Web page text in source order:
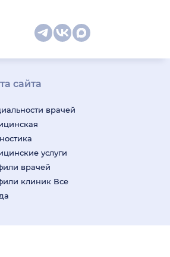
сайта
врачей
услуги
врачей
клиник Все